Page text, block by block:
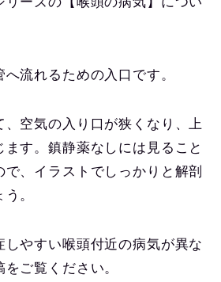
流れるための入口です。
空気の入り口が狭くなり、上
す。鎮静薬なしには見ること
、イラストでしっかりと解剖
。
しやすい喉頭付近の病気が異な
ご覧ください。